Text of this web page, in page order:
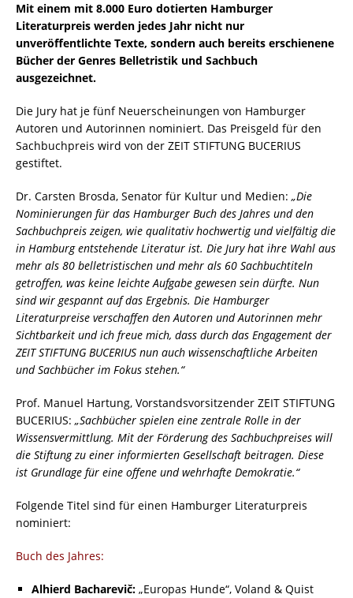
Mit einem mit 8.000 Euro dotierten Hamburger
Literaturpreis werden jedes Jahr nicht nur
unveröffentlichte Texte, sondern auch bereits erschienene
Bücher der Genres Belletristik und Sachbuch
ausgezeichnet.
Die Jury hat je fünf Neuerscheinungen von Hamburger
Autoren und Autorinnen nominiert. Das Preisgeld für den
Sachbuchpreis wird von der ZEIT STIFTUNG BUCERIUS
gestiftet.
Dr. Carsten Brosda, Senator für Kultur und Medien: „Die
Nominierungen für das Hamburger Buch des Jahres und den
Sachbuchpreis zeigen, wie qualitativ hochwertig und vielfältig die
in Hamburg entstehende Literatur ist. Die Jury hat ihre Wahl aus
mehr als 80 belletristischen und mehr als 60 Sachbuchtiteln
getroffen, was keine leichte Aufgabe gewesen sein dürfte. Nun
sind wir gespannt auf das Ergebnis. Die Hamburger
Literaturpreise verschaffen den Autoren und Autorinnen mehr
Sichtbarkeit und ich freue mich, dass durch das Engagement der
ZEIT STIFTUNG BUCERIUS nun auch wissenschaftliche Arbeiten
und Sachbücher im Fokus stehen.“
Prof. Manuel Hartung, Vorstandsvorsitzender ZEIT STIFTUNG
BUCERIUS: „Sachbücher spielen eine zentrale Rolle in der
Wissensvermittlung. Mit der Förderung des Sachbuchpreises will
die Stiftung zu einer informierten Gesellschaft beitragen. Diese
ist Grundlage für eine offene und wehrhafte Demokratie.“
Folgende Titel sind für einen Hamburger Literaturpreis
nominiert:
Buch des Jahres:
Alhierd Bacharevič: „Europas Hunde“, Voland & Quist